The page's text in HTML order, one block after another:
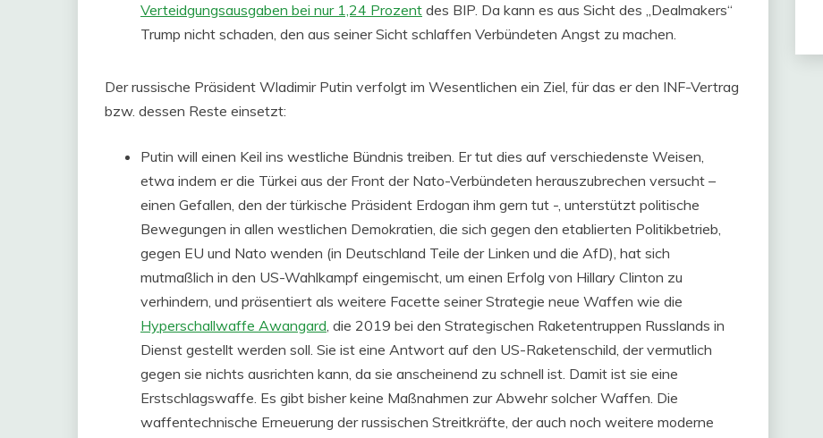
Verteidgungsausgaben bei nur 1,24 Prozent des BIP. Da kann es aus Sicht des „Dealmakers“
Trump nicht schaden, den aus seiner Sicht schlaffen Verbündeten Angst zu machen.
Der russische Präsident Wladimir Putin verfolgt im Wesentlichen ein Ziel, für das er den INF-Vertrag
bzw. dessen Reste einsetzt:
Putin will einen Keil ins westliche Bündnis treiben. Er tut dies auf verschiedenste Weisen,
etwa indem er die Türkei aus der Front der Nato-Verbündeten herauszubrechen versucht –
einen Gefallen, den der türkische Präsident Erdogan ihm gern tut -, unterstützt politische
Bewegungen in allen westlichen Demokratien, die sich gegen den etablierten Politikbetrieb,
gegen EU und Nato wenden (in Deutschland Teile der Linken und die AfD), hat sich
mutmaßlich in den US-Wahlkampf eingemischt, um einen Erfolg von Hillary Clinton zu
verhindern, und präsentiert als weitere Facette seiner Strategie neue Waffen wie die
Hyperschallwaffe Awangard, die 2019 bei den Strategischen Raketentruppen Russlands in
Dienst gestellt werden soll. Sie ist eine Antwort auf den US-Raketenschild, der vermutlich
gegen sie nichts ausrichten kann, da sie anscheinend zu schnell ist. Damit ist sie eine
Erstschlagswaffe. Es gibt bisher keine Maßnahmen zur Abwehr solcher Waffen. Die
waffentechnische Erneuerung der russischen Streitkräfte, der auch noch weitere moderne